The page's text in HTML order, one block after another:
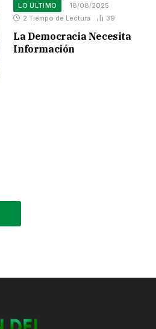
LO ÚLTIMO
18/08/2025
2 Tiempo de Lectura
39
La Democracia Necesita
Información